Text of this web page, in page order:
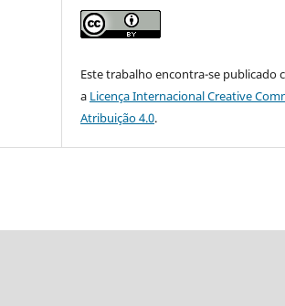
Este trabalho encontra-se publicado
a Licença Internacional Creative
Atribuição 4.0.